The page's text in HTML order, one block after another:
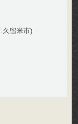
久留米市)